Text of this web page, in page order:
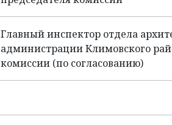
Главный инспектор отдела
администрации Климовского
комиссии (по согласованию)